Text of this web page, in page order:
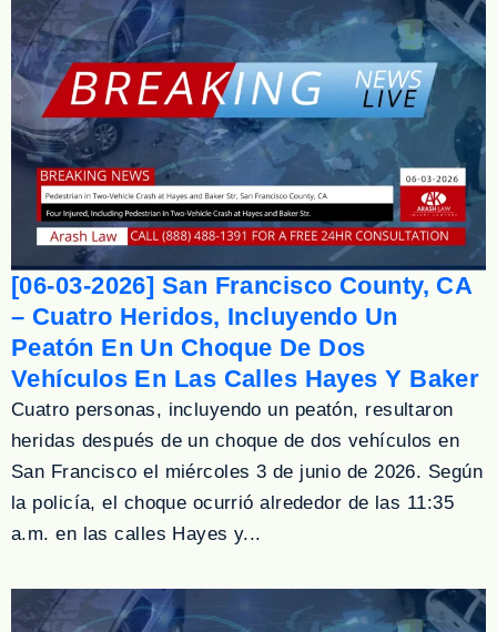
[06-03-2026] San Francisco County, CA
– Cuatro Heridos, Incluyendo Un
Peatón En Un Choque De Dos
Vehículos En Las Calles Hayes Y Baker
Cuatro personas, incluyendo un peatón, resultaron
heridas después de un choque de dos vehículos en
San Francisco el miércoles 3 de junio de 2026. Según
la policía, el choque ocurrió alrededor de las 11:35
a.m. en las calles Hayes y...